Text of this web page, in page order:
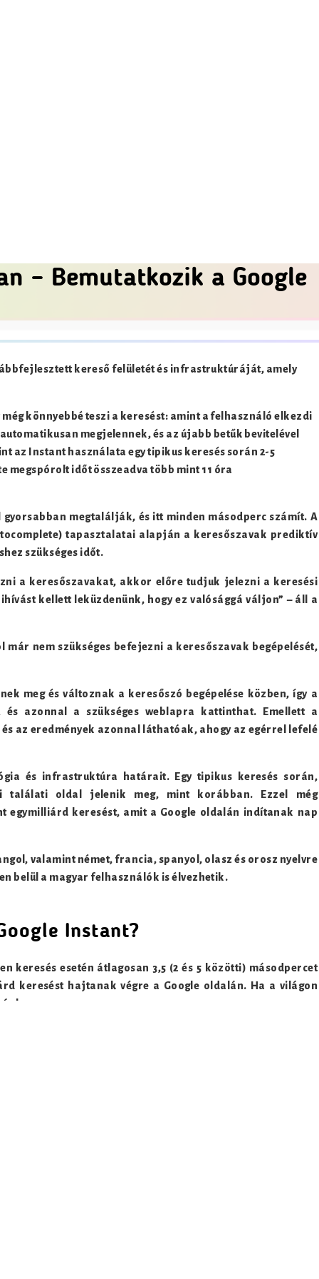
– Bemutatkozik a Google
kereső felületét és infrastruktúráját, amely
könnyebbé teszi a keresést: amint a felhasználó elkezdi
megjelennek, és az újabb betűk bevitelével
az Instant használata egy tipikus keresés során 2-5
megspórolt időt összeadva több mint 11 óra
megtalálják, és itt minden másodperc számít. A
tapasztalatai alapján a keresőszavak prediktív
szükséges időt.
a keresőszavakat, akkor előre tudjuk jelezni a keresési
kellett leküzdenünk, hogy ez valósággá váljon” – áll a
nem szükséges befejezni a keresőszavak begépelését,
meg és változnak a keresőszó begépelése közben, így a
azonnal a szükséges weblapra kattinthat. Emellett a
az eredmények azonnal láthatóak, ahogy az egérrel lefelé
és infrastruktúra határait. Egy tipikus keresés során,
találati oldal jelenik meg, mint korábban. Ezzel még
egymilliárd keresést, amit a Google oldalán indítanak nap
valamint német, francia, spanyol, olasz és orosz nyelvre
belül a magyar felhasználók is élvezhetik.
Instant?
keresés esetén átlagosan 3,5 (2 és 5 közötti) másodpercet
keresést hajtanak végre a Google oldalán. Ha a világon
meg: